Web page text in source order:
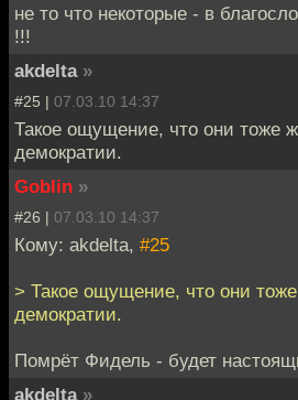
не то что некоторые - в
!!!
akdelta »
#25 | 07.03.10 14:37
Такое ощущение, что они тоже
демократии.
Goblin »
#26 | 07.03.10 14:37
Кому: akdelta, #25
> Такое ощущение, что они
демократии.
Помрёт Фидель - будет
akdelta »